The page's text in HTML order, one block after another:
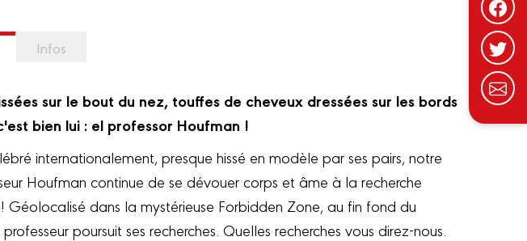
Infos
sur le bout du nez, touffes de cheveux dressées sur les bords
bien lui : el professor Houfman !
internationalement, presque hissé en modèle par ses pairs, notre
Houfman continue de se dévouer corps et âme à la recherche
Géolocalisé dans la mystérieuse Forbidden Zone, au fin fond du
poursuit ses recherches. Quelles recherches vous direz-nous.